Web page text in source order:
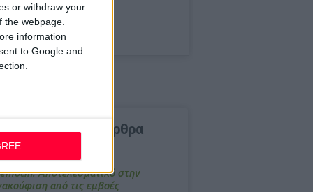
or withdraw your
webpage.
information
to Google and
δημοφιλέστερα άρθρα
2026, 17:25
Αποτελεσματικό στην
από τις εμβοές